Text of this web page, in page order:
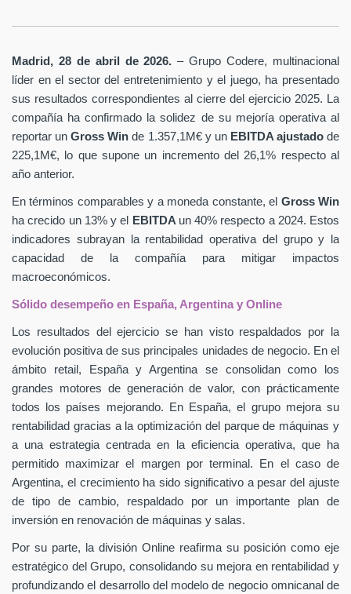
Madrid, 28 de abril de 2026. – Grupo Codere, multinacional
líder en el sector del entretenimiento y el juego, ha presentado
sus resultados correspondientes al cierre del ejercicio 2025. La
compañía ha confirmado la solidez de su mejoría operativa al
reportar unGross Winde 1.357,1M€ y un EBITDA ajustadode
225,1M€, lo que supone un incremento del 26,1% respecto al
año anterior.
En términos comparables y a moneda constante, el Gross Win
ha crecido un 13% y el
EBITDA un 40% respecto a 2024. Estos
indicadores subrayan la rentabilidad operativa del grupo y la
capacidad de la compañía para mitigar impactos
macroeconómicos.
Sólido desempeño en España, Argentina y Online
Los resultados del ejercicio se han visto respaldados por la
evolución positiva de sus principales unidades de negocio. En el
ámbito retail, España y Argentina se consolidan como los
grandes motores de generación de valor, con prácticamente
todos los países mejorando. En España, el grupo mejora su
rentabilidad gracias a la optimización del parque de máquinas y
a una estrategia centrada en la eficiencia operativa, que ha
permitido maximizar el margen por terminal. En el caso de
Argentina, el crecimiento ha sido significativo a pesar del ajuste
de tipo de cambio, respaldado por un importante plan de
inversión en renovación de máquinas y salas.
Por su parte, la división Online reafirma su posición como eje
estratégico del Grupo, consolidando su mejora en rentabilidad y
profundizando el desarrollo del modelo de negocio omnicanal de